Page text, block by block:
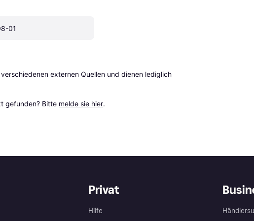
01
externen Quellen und dienen lediglich
gefunden? Bitte melde sie hier.
Privat
Hilfe